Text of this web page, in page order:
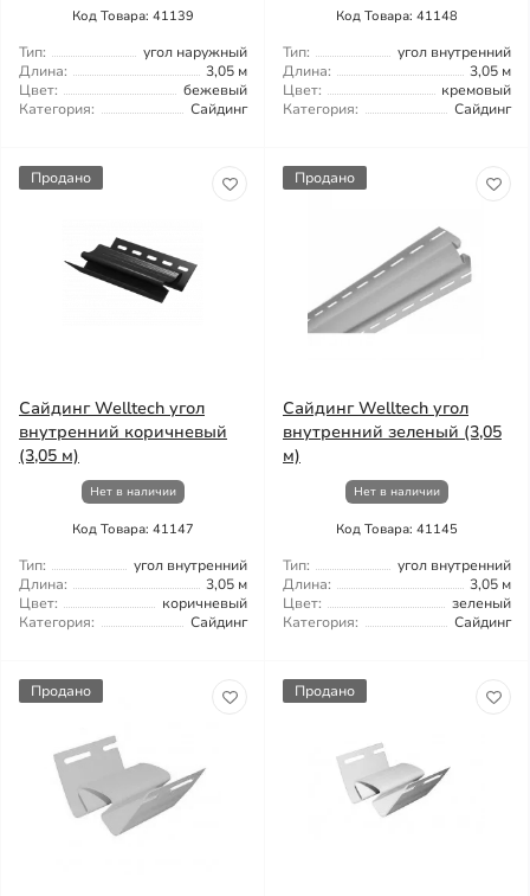
Код Товара: 41139
Тип:
угол наружный
Длина:
3,05 м
Цвет:
бежевый
Категория:
Сайдинг
Код Товара: 41148
Тип:
угол внутренний
Длина:
3,05 м
Цвет:
кремовый
Категория:
Сайдинг
Продано
Сайдинг Welltech угол
внутренний коричневый
(3,05 м)
Нет в наличии
Код Товара: 41147
Тип:
угол внутренний
Длина:
3,05 м
Цвет:
коричневый
Категория:
Сайдинг
Продано
Сайдинг Welltech угол
внутренний зеленый (3,05
м)
Нет в наличии
Код Товара: 41145
Тип:
угол внутренний
Длина:
3,05 м
Цвет:
зеленый
Категория:
Сайдинг
Продано Продано